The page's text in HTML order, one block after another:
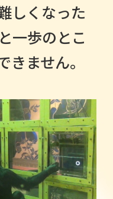
しくなった
一歩のとこ
ません。